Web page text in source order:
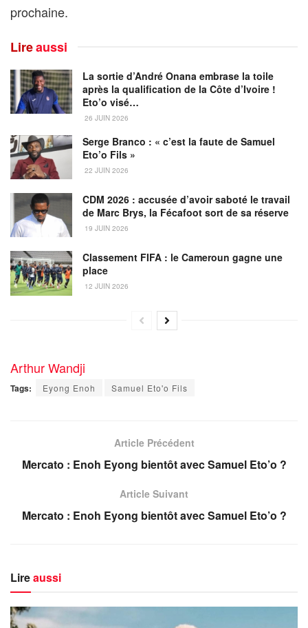
prochaine.
Lireaussi
La sortie d’André Onana embrase la toile
après la qualification de la Côte d’Ivoire !
Eto’o visé…
26 JUIN 2026
Serge Branco : « c’est la faute de Samuel
Eto’o Fils »
22 JUIN 2026
CDM 2026 : accusée d’avoir saboté le travail
de Marc Brys, la Fécafoot sort de sa réserve
19 JUIN 2026
Classement FIFA : le Cameroun gagne une
place
12 JUIN 2026
Arthur Wandji
Tags: Eyong Enoh Samuel Eto'o Fils
Article Précédent
Mercato : Enoh Eyong bientôt avec Samuel Eto’o ?
Article Suivant
Mercato : Enoh Eyong bientôt avec Samuel Eto’o ?
Lireaussi